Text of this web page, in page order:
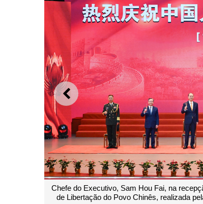
ANTERIOR
do 98.º aniversário do estabelecimento do Exército
em Macau do Exército de Libertação do Povo Chinês.